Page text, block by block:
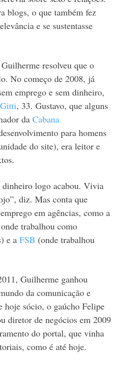
blogs, o que também fez
e se sustentasse
resolveu que o
No começo de 2008, já
emprego e sem dinheiro,
, 33. Gustavo, que alguns
da Cabana
para homens
do site), era leitor e
dinheiro logo acabou. Vivia
diz. Mas conta que
em agências, como a
trabalhou como
e a FSB (onde trabalhou
Guilherme ganhou
da comunicação e
hoje sócio, o gaúcho Felipe
diretor de negócios em 2009
do portal, que vinha
como é até hoje.